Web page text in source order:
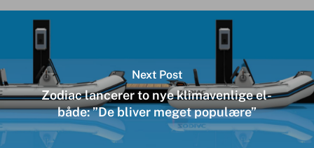
Next Post
Zodiac lancerer to nye klimavenlige el-
både: ”De bliver meget populære”